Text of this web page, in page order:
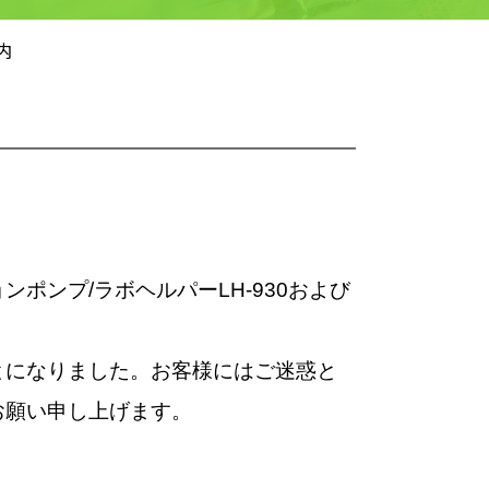
ポンプ/ラボヘルパーLH-930および
なりました。お客様にはご迷惑と
い申し上げます。